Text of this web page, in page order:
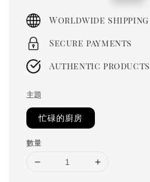
Worldwide shipping
Secure payments
Authentic products
主題
忙碌的廚房
數量